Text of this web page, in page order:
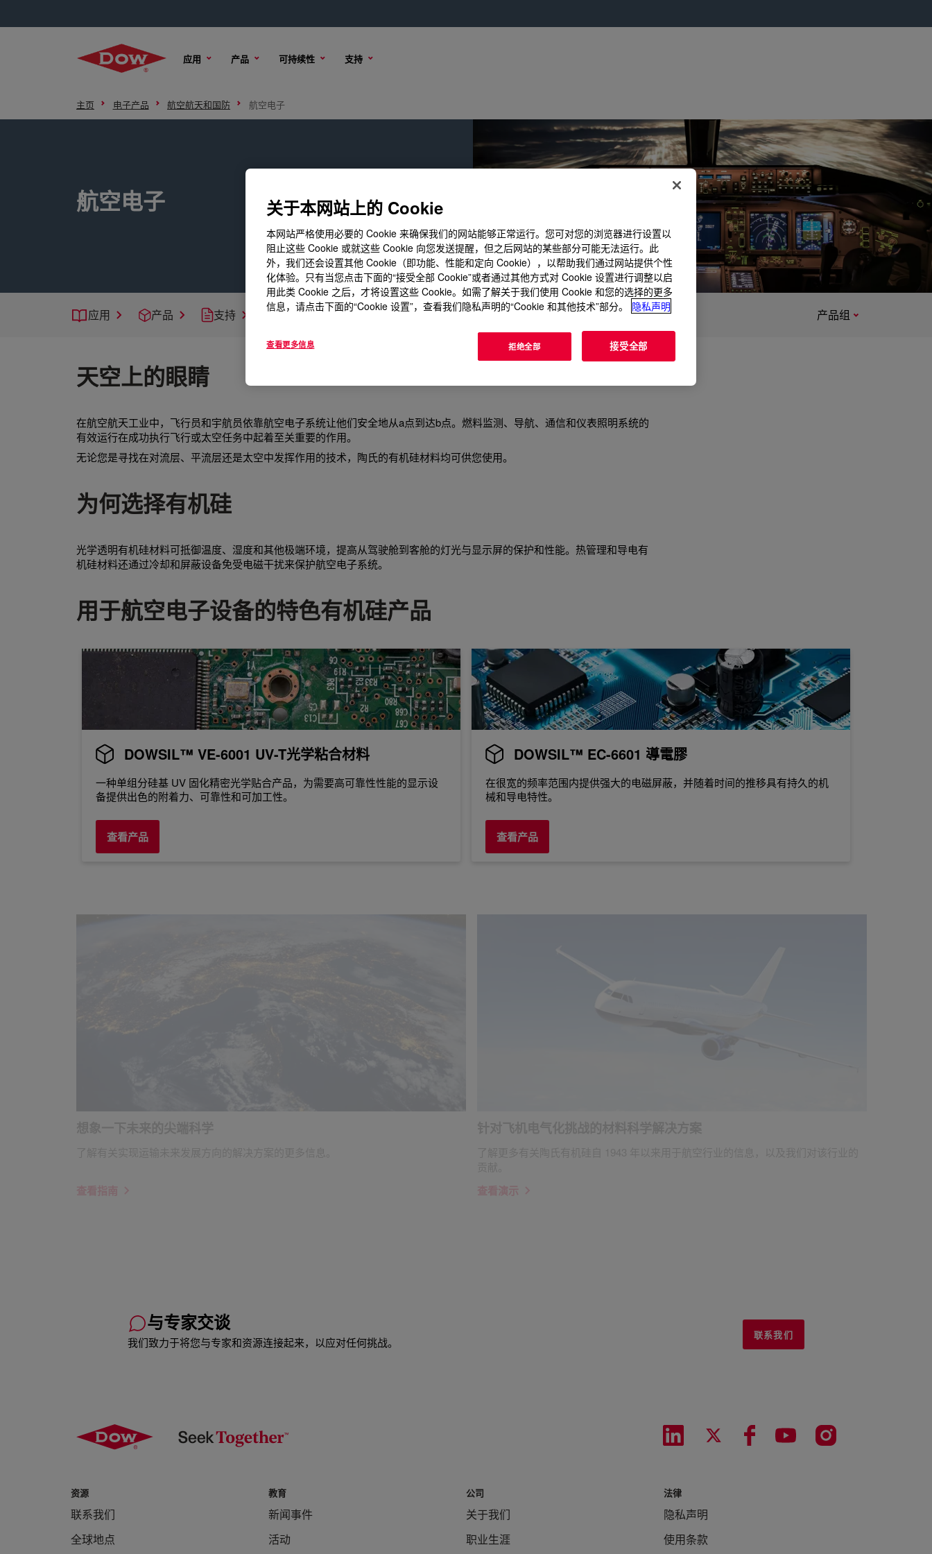
应用 产品 可持续性 支持
主页 电子产品 航空航天和国防 航空电子
航空电子
应用 产品 支持 产品组
天空上的眼睛
在航空航天工业中，飞行员和宇航员依靠航空电子系统让他们安全地从a点到达b点。燃料监测、导航、通信和仪表照明系统的
有效运行在成功执行飞行或太空任务中起着至关重要的作用。
无论您是寻找在对流层、平流层还是太空中发挥作用的技术，陶氏的有机硅材料均可供您使用。
为何选择有机硅
光学透明有机硅材料可抵御温度、湿度和其他极端环境，提高从驾驶舱到客舱的灯光与显示屏的保护和性能。热管理和导电有
机硅材料还通过冷却和屏蔽设备免受电磁干扰来保护航空电子系统。
用于航空电子设备的特色有机硅产品
DOWSIL™ VE-6001 UV-T光学粘合材料
一种单组分硅基 UV 固化精密光学贴合产品，为需要高可靠性性能的显示设
备提供出色的附着力、可靠性和可加工性。
查看产品
DOWSIL™ EC-6601 導電膠
在很宽的频率范围内提供强大的电磁屏蔽，并随着时间的推移具有持久的机
械和导电特性。
查看产品
查看指南 查看演示
与专家交谈
我们致力于将您与专家和资源连接起来，以应对任何挑战。
联系我们
资源
联系我们
全球地点
教育
新闻事件
活动
公司
关于我们
职业生涯
法律
隐私声明
使用条款
关于本网站上的 Cookie
本网站严格使用必要的 Cookie 来确保我们的网站能够正常运行。您可对您的浏览器进行设置以
阻止这些 Cookie 或就这些 Cookie 向您发送提醒，但之后网站的某些部分可能无法运行。此
外，我们还会设置其他 Cookie（即功能、性能和定向 Cookie），以帮助我们通过网站提供个性
化体验。只有当您点击下面的“接受全部 Cookie”或者通过其他方式对 Cookie 设置进行调整以启
用此类 Cookie 之后，才将设置这些 Cookie。如需了解关于我们使用 Cookie 和您的选择的更多
信息，请点击下面的“Cookie 设置”，查看我们隐私声明的“Cookie 和其他技术”部分。
隐私声明
查看更多信息 拒绝全部 接受全部